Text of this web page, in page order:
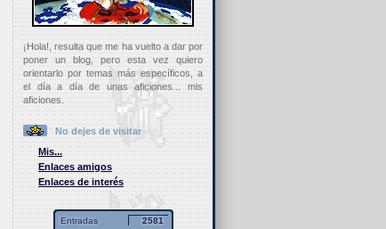
¡Hola!, resulta que me ha vuelto a dar por
poner un blog, pero esta vez quiero
orientarlo por temas más específicos, a
el día a día de unas aficiones... mis
aficiones.
No dejes de visitar
Mis...
Enlaces amigos
Enlaces de interés
Entradas 2581